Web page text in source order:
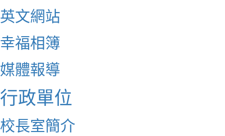
英文網站
幸福相簿
媒體報導
行政單位
校長室簡介